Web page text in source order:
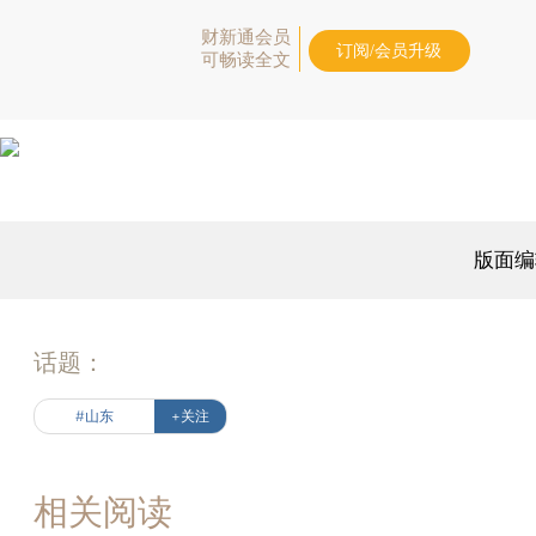
财新通会员
可畅读全文
订阅/会员升级
版面
话题：
#山东 +关注
相关阅读